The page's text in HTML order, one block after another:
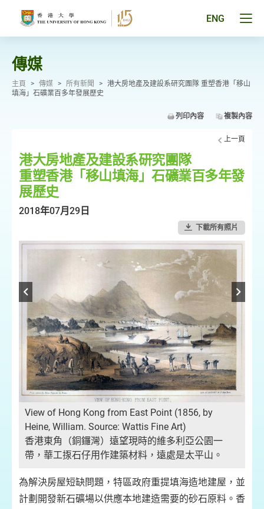
ENG
傳媒
主頁 > 傳媒 > 所有新聞 > 港大房地產及建設系研究團隊 重塑香港「移山
填海」石礦業百多年發展歷史
列印內容 複製內容
上一頁
港大房地產及建設系研究團隊
重塑香港「移山填海」石礦業百多年發
展歷史
2018年07月29日
下載所有照片
View of Hong Kong from East Point (1856, by
Heine, William. Source: Wattis Fine Art)
香港東角（銅鑼灣）遠望現時的維多利亞公園一
帶，華工揼石仔用作建築材料，遠處是太平山。
為解決房屋短缺問題，特區政府重提填海造地建屋，並
計劃開發新石礦場以供應本地建造需要的砂石原料。香